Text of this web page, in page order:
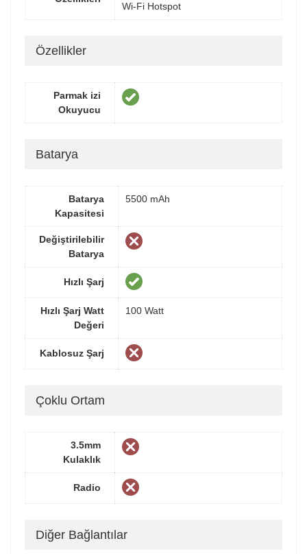
Wi-Fi Hotspot
Özellikler
Parmak izi
Okuyucu
Batarya
Batarya
Kapasitesi
5500 mAh
Değiştirilebilir
Batarya
Hızlı Şarj
Hızlı Şarj Watt
Değeri
100 Watt
Kablosuz Şarj
Çoklu Ortam
3.5mm
Kulaklık
Radio
Diğer Bağlantılar